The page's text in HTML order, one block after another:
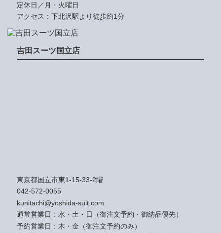
定休日／月・火曜日
アクセス：下北沢駅より徒歩約1分
吉田スーツ国立店
東京都国立市東1-15-33-2階
042-572-0055
kunitachi@yoshida-suit.com
通常営業日：水・土・日（御注文予約・御納品優先）
予約営業日：木・金（御注文予約のみ）